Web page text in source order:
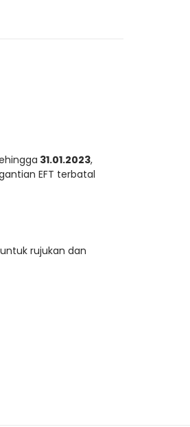
31.01.2023,
EFT terbatal
untuk rujukan dan